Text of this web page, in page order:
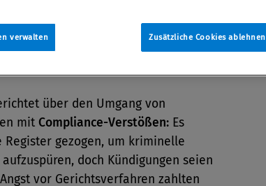
über den Umgang von
mit Compliance-Verstößen: Es
Register gezogen, um kriminelle
doch Kündigungen seien
vor Gerichtsverfahren zahlten
Zusätzliche Cookies ablehnen
verwalten